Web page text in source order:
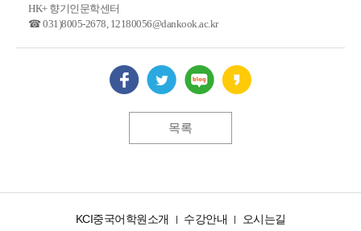
HK+ 향기인문학센터
☎ 031)8005-2678, 12180056@dankook.ac.kr
목록
KCI중국어학원소개 수강안내 오시는길